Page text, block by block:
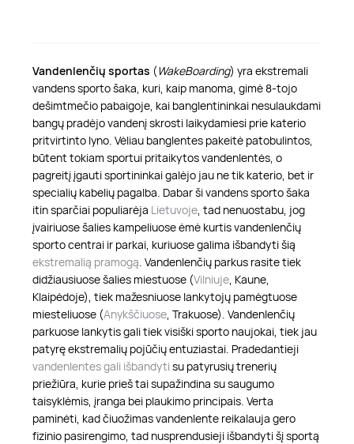
Vandenlenčių sportas (WakeBoarding) yra ekstremali
vandens sporto šaka, kuri, kaip manoma, gimė 8-tojo
dešimtmečio pabaigoje, kai banglentininkai nesulaukdami
bangų pradėjo vandenį skrosti laikydamiesi prie katerio
pritvirtinto lyno. Vėliau banglentes pakeitė patobulintos,
būtent tokiam sportui pritaikytos vandenlentės, o
pagreitį įgauti sportininkai galėjo jau ne tik katerio, bet ir
specialių kabelių pagalba. Dabar ši vandens sporto šaka
itin sparčiai populiarėja Lietuvoje , tad nenuostabu, jog
įvairiuose šalies kampeliuose ėmė kurtis vandenlenčių
sporto centrai ir parkai, kuriuose galima išbandyti šią
ekstremalią pramogą . Vandenlenčių parkus rasite tiek
didžiausiuose šalies miestuose (Vilniuje , Kaune,
Klaipėdoje), tiek mažesniuose lankytojų pamėgtuose
miesteliuose (Anykščiuose , Trakuose). Vandenlenčių
parkuose lankytis gali tiek visiški sporto naujokai, tiek jau
patyrę ekstremalių pojūčių entuziastai. Pradedantieji
vandenlentes gali išbandyti su patyrusių trenerių
priežiūra, kurie prieš tai supažindina su saugumo
taisyklėmis, įranga bei plaukimo principais. Verta
paminėti, kad čiuožimas vandenlente reikalauja gero
fizinio pasirengimo, tad nusprendusieji išbandyti šį sportą